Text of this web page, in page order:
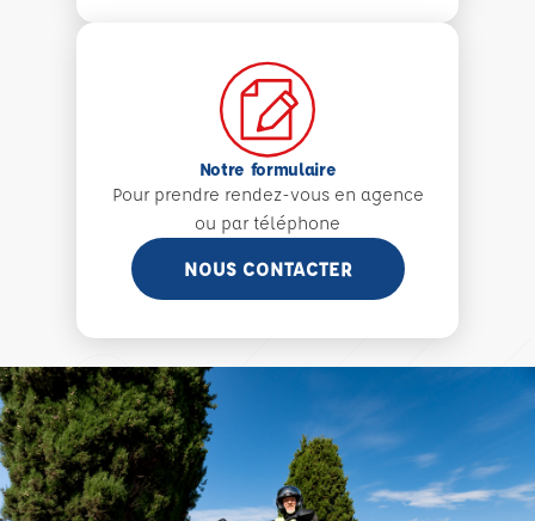
Notre formulaire
Pour prendre rendez-vous en agence
ou par téléphone
NOUS CONTACTER